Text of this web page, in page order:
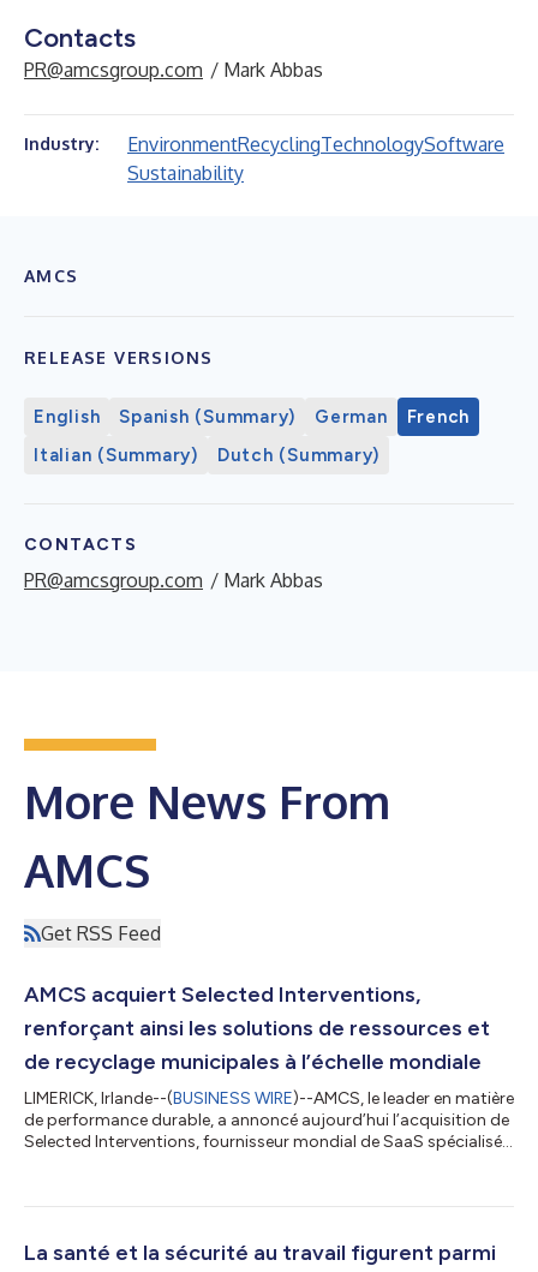
Contacts
PR@amcsgroup.com / Mark Abbas
Industry: EnvironmentRecyclingTechnologySoftware
Sustainability
AMCS
RELEASE VERSIONS
English Spanish (Summary) German
French
Italian (Summary)
Dutch (Summary)
CONTACTS
PR@amcsgroup.com / Mark Abbas
More News From
AMCS
Get RSS Feed
AMCS acquiert Selected Interventions,
renforçant ainsi les solutions de ressources et
de recyclage municipales à l’échelle mondiale
LIMERICK, Irlande--(BUSINESS WIRE)--AMCS, le leader en matière
de performance durable, a annoncé aujourd’hui l’acquisition de
Selected Interventions, fournisseur mondial de SaaS spécialisé
performances en améliorant sa capacité à optimiser les
transition vers une économie circulaire pour les municipal...
La santé et la sécurité au travail figurent parmi